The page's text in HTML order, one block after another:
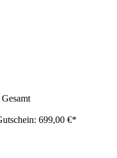
699,00 €*